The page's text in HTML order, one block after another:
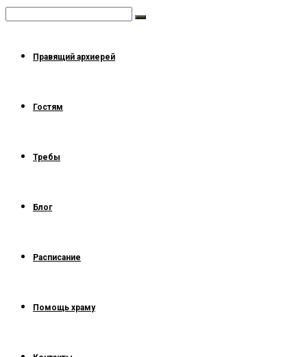
Правящий архиерей
Гостям
Требы
Блог
Расписание
Помощь храму